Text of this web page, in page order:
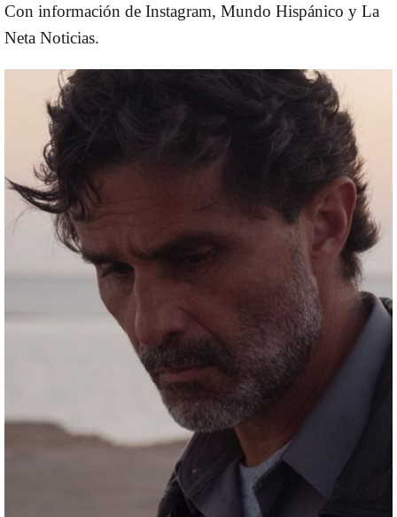
Con información de Instagram, Mundo Hispánico y La
Neta Noticias.